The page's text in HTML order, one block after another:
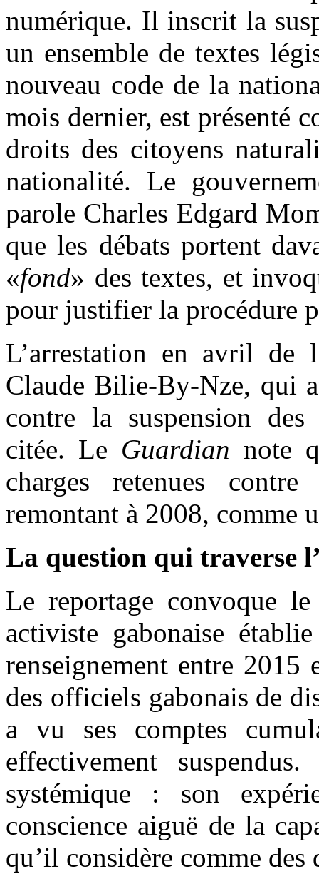
numérique. Il inscrit la
un ensemble de textes
nouveau code de la
mois dernier, est présenté
droits des citoyens
nationalité. Le
parole Charles Edgard
que les débats portent
«fond» des textes, et
pour justifier la procédure
L’arrestation en avril de
Claude Bilie-By-Nze, qui
contre la suspension des
citée. Le Guardian note
charges retenues
remontant à 2008, comme
La question qui traverse
Le reportage convoque
activiste gabonaise
renseignement entre 2015
des officiels gabonais de
a vu ses comptes
effectivement
systémique : son
conscience aiguë de la
qu’il considère comme des